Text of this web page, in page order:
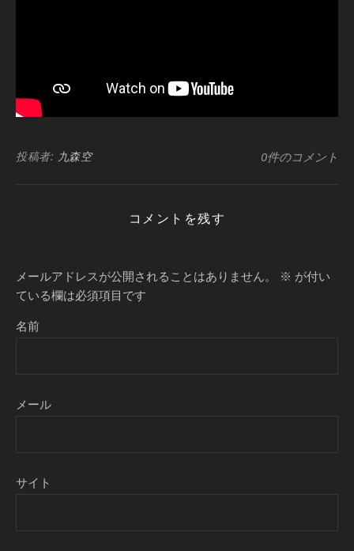
投稿者: 九森空 0件のコメント
コメントを残す
メールアドレスが公開されることはありません。 ※ が付い
ている欄は必須項目です
名前
メール
サイト